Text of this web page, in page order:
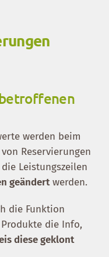
werden beim
Reservierungen
Leistungszeilen
geändertwerden.
die Funktion
die Info,
diese geklont